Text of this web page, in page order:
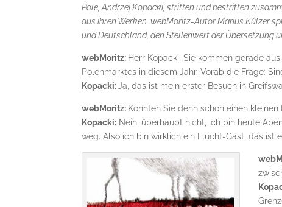
Pole, Andrzej Kopacki, stritten und bestritten
aus ihren Werken. webMoritz-Autor Marius Külzer
und Deutschland, den Stellenwert der Übersetzung
webMoritz: Herr Kopacki, Sie kommen gerade
Polenmarktes in diesem Jahr. Vorab die Frage:
Kopacki:Ja, das ist mein erster Besuch in
webMoritz: Konnten Sie denn schon einen
Kopacki: Nein, überhaupt nicht, ich bin heute
weg. Also ich bin wirklich ein Flucht-Gast, das ist